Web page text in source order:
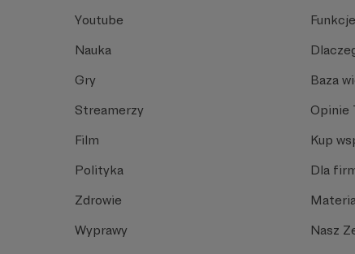
Youtube
Nauka
Gry
Streamerzy
Film
Polityka
Zdrowie
Wyprawy
Baza
Opinie
Kup
Dla
Nasz